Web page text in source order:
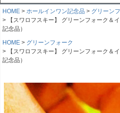
HOME ホールインワン記念品
グリーン
【スワロフスキー】 グリーンフォーク＆
記念品）
HOME
グリーンフォーク
【スワロフスキー】 グリーンフォーク＆
記念品）